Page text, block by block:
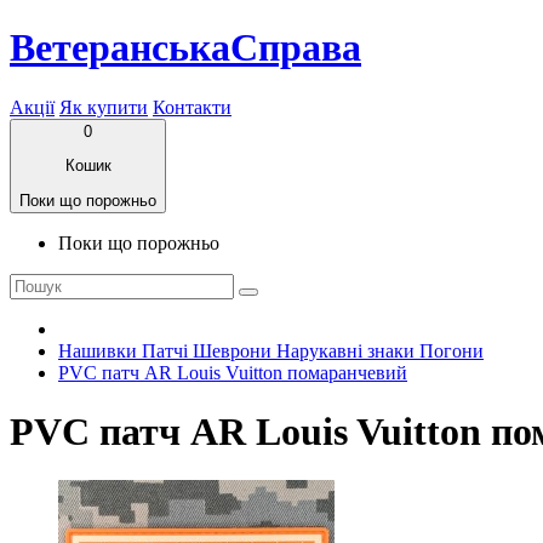
ВетеранськаСправа
Акції Як купити Контакти
0
Кошик
Поки що порожньо
Поки що порожньо
Нашивки Патчі Шеврони Нарукавні знаки Погони
PVC патч AR Louis Vuitton помаранчевий
PVC патч AR Louis Vuitton